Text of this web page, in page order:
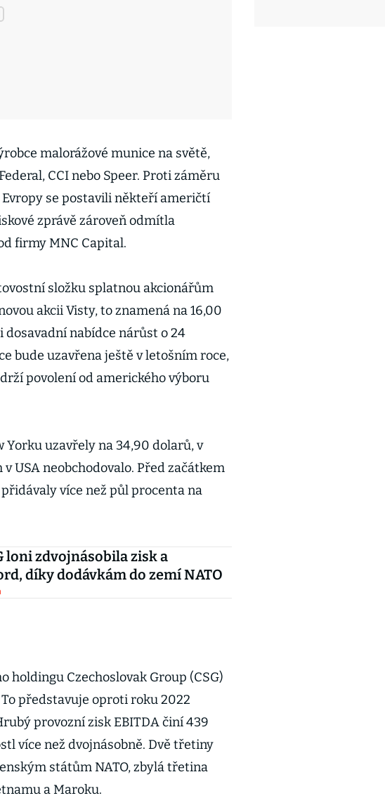
malorážové munice na světě,
CCI nebo Speer. Proti záměru
se postavili někteří američtí
zprávě zároveň odmítla
firmy MNC Capital.
složku splatnou akcionářům
akcii Visty, to znamená na 16,00
dosavadní nabídce nárůst o 24
bude uzavřena ještě v letošním roce,
povolení od amerického výboru
Yorku uzavřely na 34,90 dolarů, v
USA neobchodovalo. Před začátkem
více než půl procenta na
loni zdvojnásobila zisk a
díky dodávkám do zemí NATO
Czechoslovak Group (CSG)
představuje oproti roku 2022
provozní zisk EBITDA činí 439
více než dvojnásobně. Dvě třetiny
státům NATO, zbylá třetina
a Maroku.